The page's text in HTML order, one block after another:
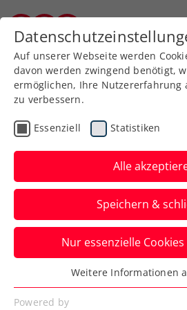
Zurück zur Newsübersicht
ATP
Knalleffekt:
Paradedoppel
Erler/Miedler
Österreichs Davis-Cup-
sofort auch abseits der
Nationalmannschaft
Verfasst von: Presseaussendung /
Auf unserer Webseite werden
davon werden zwingend benötigt,
ermöglichen, Ihre Nutzererfahrung
zu verbessern.
Essenziell Statistiken
Alle
Speichern &
Nur essenzielle
Essenziell
Essenzielle Cookies werden für
Weitere Informationen
Powered by